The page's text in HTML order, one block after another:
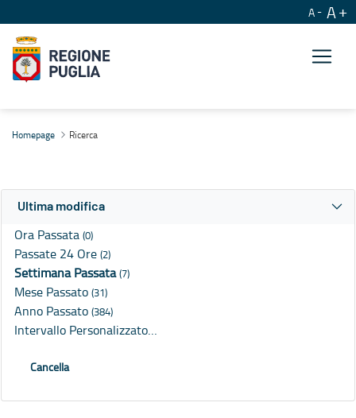
A A
Homepage Ricerca
Ultima modifica
Ora Passata (0)
Passate 24 Ore (2)
Settimana Passata(7)
Mese Passato (31)
Anno Passato (384)
Intervallo Personalizzato…
Cancella